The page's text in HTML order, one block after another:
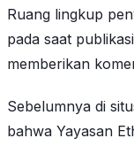
Ruang lingkup
pada saat
memberikan
Sebelumnya di
bahwa Yayasan